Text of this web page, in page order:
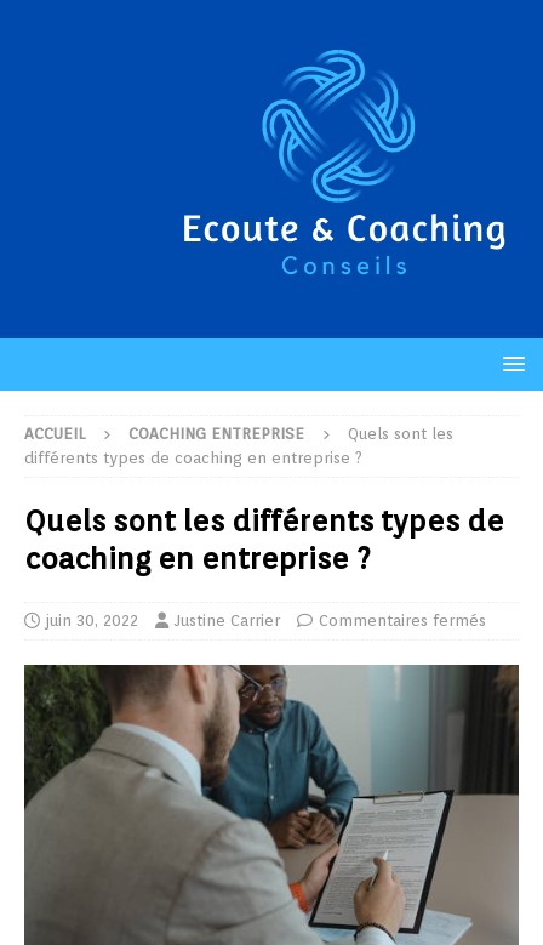
ACCUEIL COACHING ENTREPRISE
Quels sont les
différents types de coaching en entreprise ?
Quels sont les différents types de
coaching en entreprise ?
juin 30, 2022 Justine Carrier Commentaires fermés